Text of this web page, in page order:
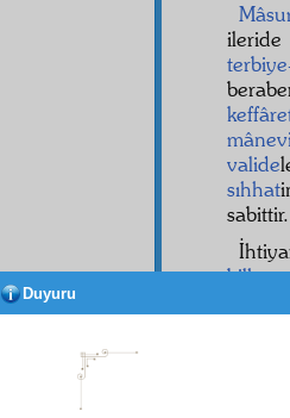
valide
sıhhat
sabittir.
Duyuru